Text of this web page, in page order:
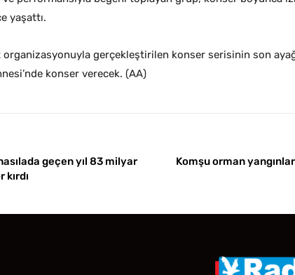
yaşattı.
gerçekleştirilen konser serisinin son
konser verecek. (AA)
geçen yıl 83 milyar
Komşu orman